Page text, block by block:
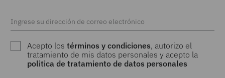
politica de tratamiento de datos personales
SUSCRIBIR